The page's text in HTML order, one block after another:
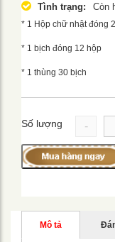
Tình trạng: Còn
* 1 Hộp chữ nhật đóng
* 1 bịch đóng 12 hộp
* 1 thùng 30 bịch
Số lượng -
Mô tả